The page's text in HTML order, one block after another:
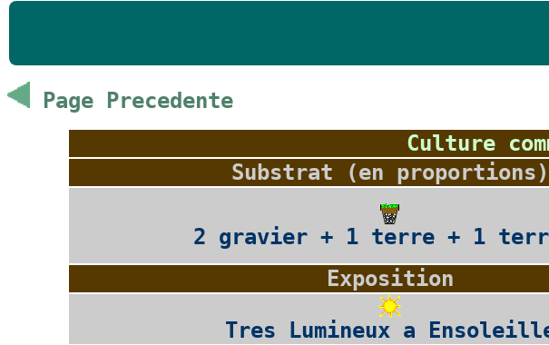
Page Precedente
Culture
Substrat (en proportions)
2 gravier + 1 terre + 1
Exposition
Tres Lumineux a